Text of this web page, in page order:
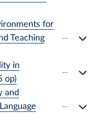
for
Teaching
in
op)
and